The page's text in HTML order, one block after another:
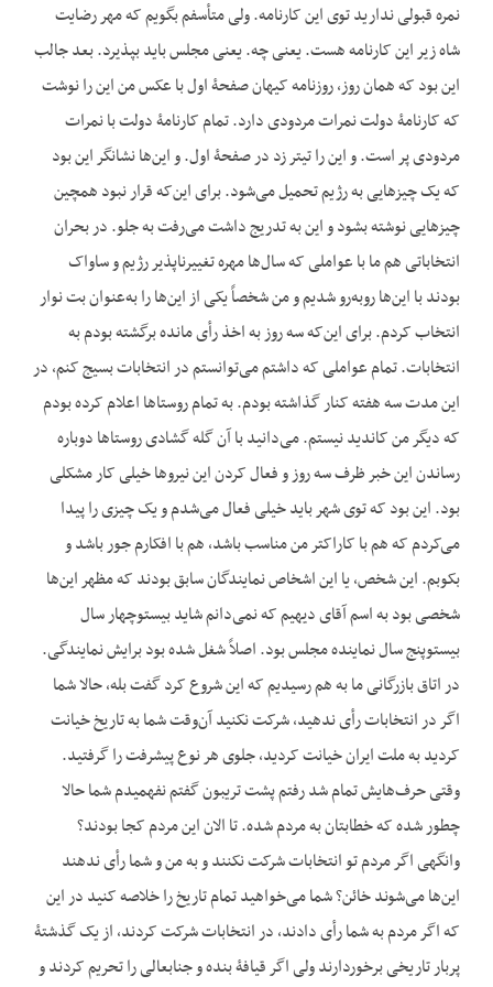
نمره قبولی ندارید توی این کارنامه. ولی متأسفم بگویم که مهر رضایت
شاه زیر این کارنامه هست. یعنی چه. یعنی مجلس باید بپذیرد. بعد جالب
این بود که همان روز، روزنامه کیهان صفحۀ اول با عکس من این را نوشت
که کارنامۀ دولت نمرات مردودی دارد. تمام کارنامۀ دولت با نمرات
مردودی پر است. و این را تیتر زد در صفحۀ اول. و این‌ها نشانگر این بود
که یک چیزهایی به رژیم تحمیل می‌شود. برای این‌که قرار نبود همچین
چیزهایی نوشته بشود و این به تدریج داشت می‌رفت به جلو. در بحران
انتخاباتی هم ما با عواملی که سال‌ها مهره تغییرناپذیر رژیم و ساواک
بودند با این‌ها روبه‌رو شدیم و من شخصاً یکی از این‌ها را به‌عنوان بت نوار
انتخاب کردم. برای این‌که سه روز به اخذ رأی مانده برگشته بودم به
انتخابات. تمام عواملی که داشتم می‌توانستم در انتخابات بسیج کنم، در
این مدت سه هفته کنار گذاشته بودم. به تمام روستاها اعلام کرده بودم
که دیگر من کاندید نیستم. می‌دانید با آن گله گشادی روستاها دوباره
رساندن این خبر ظرف سه روز و فعال کردن این نیروها خیلی کار مشکلی
بود. این بود که توی شهر باید خیلی فعال می‌شدم و یک چیزی را پیدا
می‌کردم که هم با کاراکتر من مناسب باشد، هم با افکارم جور باشد و
بکوبم. این شخص، یا این اشخاص نمایندگان سابق بودند که مظهر این‌ها
شخصی بود به اسم آقای دیهیم که نمی‌دانم شاید بیست‎وچهار سال
بیست‎وپنج سال نماینده مجلس بود. اصلاً شغل شده بود برایش نمایندگی.
در اتاق بازرگانی ما به هم رسیدیم که این شروع کرد گفت بله، حالا شما
اگر در انتخابات رأی ندهید، شرکت نکنید آن‌وقت شما به تاریخ خیانت
کردید به ملت ایران خیانت کردید، جلوی هر نوع پیشرفت را گرفتید.
وقتی حرف‌هایش تمام شد رفتم پشت تریبون گفتم نفهمیدم شما حالا
چطور شده که خطابتان به مردم شده. تا الان این مردم کجا بودند؟
وانگهی اگر مردم تو انتخابات شرکت نکنند و به من و شما رأی ندهند
این‌ها می‌شوند خائن؟ شما می‌خواهید تمام تاریخ را خلاصه کنید در این
که اگر مردم به شما رأی دادند، در انتخابات شرکت کردند، از یک گذشتۀ
پربار تاریخی برخوردارند ولی اگر قیافۀ بنده و جنابعالی را تحریم کردند و